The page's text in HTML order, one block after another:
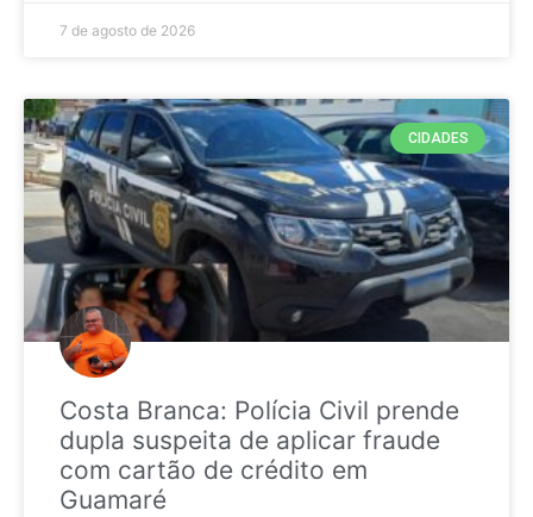
7 de agosto de 2026
CIDADES
Costa Branca: Polícia Civil prende
dupla suspeita de aplicar fraude
com cartão de crédito em
Guamaré